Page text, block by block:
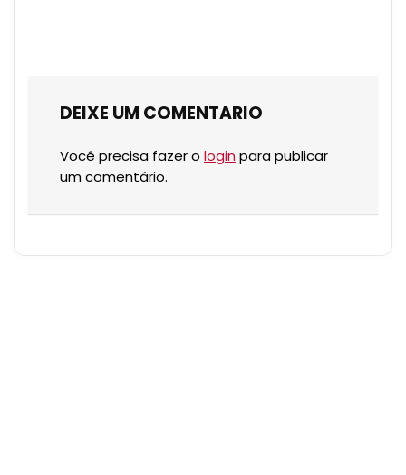
DEIXE UM COMENTARIO
Você precisa fazer o login para publicar
um comentário.